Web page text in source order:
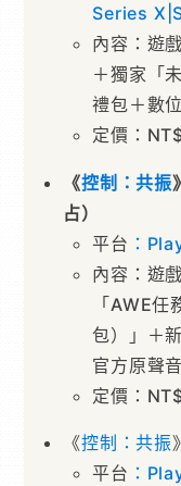
Series
內容：遊
＋獨家「
禮包＋數
定價：
《控制：共振
占）
平台 ：
內容：遊
「AWE
包）」＋
官⽅原聲
定價：
《控制：共振
平台 ：